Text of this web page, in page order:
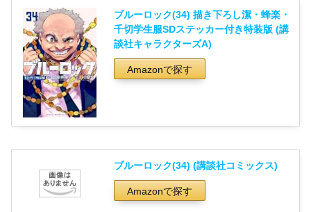
ブルーロック(34) 描き下ろし潔・蜂楽・
千切学生服SDステッカー付き特装版 (講
談社キャラクターズA)
Amazonで探す
ブルーロック(34) (講談社コミックス)
Amazonで探す